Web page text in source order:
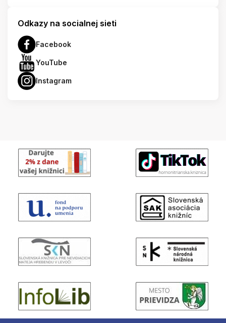
Odkazy na socialnej sieti
Facebook
YouTube
Instagram